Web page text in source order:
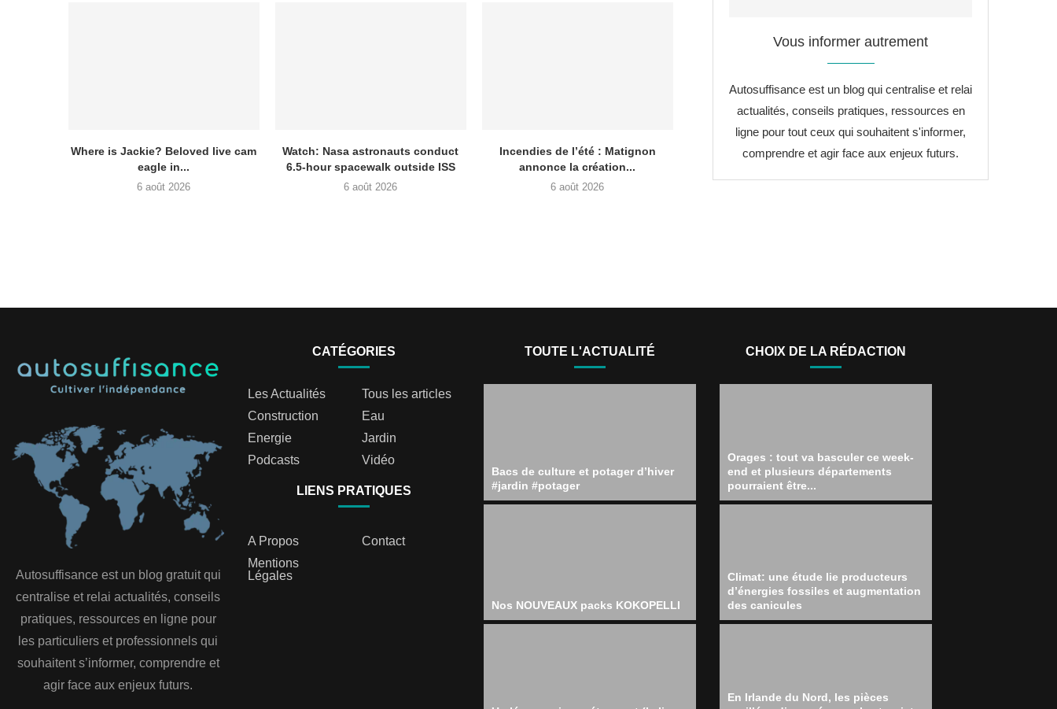
Where is Jackie? Beloved live cam
eagle in...
6 août 2026
Watch: Nasa astronauts conduct
6.5-hour spacewalk outside ISS
6 août 2026
Incendies de l’été : Matignon
annonce la création...
6 août 2026
Vous informer autrement
Autosuffisance est un blog qui centralise et relai
actualités, conseils pratiques, ressources en
ligne pour tout ceux qui souhaitent s'informer,
comprendre et agir face aux enjeux futurs.
Autosuffisance est un blog gratuit qui
centralise et relai actualités, conseils
pratiques, ressources en ligne pour
les particuliers et professionnels qui
souhaitent s’informer, comprendre et
agir face aux enjeux futurs.
CATÉGORIES
Les Actualités
Tous les articles
Construction
Eau
Energie
Jardin
Podcasts
Vidéo
LIENS PRATIQUES
A Propos
Contact
Mentions
Légales
TOUTE L'ACTUALITÉ
Bacs de culture et potager d’hiver
#jardin #potager
Nos NOUVEAUX packs KOKOPELLI
CHOIX DE LA RÉDACTION
Orages : tout va basculer ce week-
end et plusieurs départements
pourraient être...
Climat: une étude lie producteurs
d’énergies fossiles et augmentation
des canicules
En Irlande du Nord, les pièces